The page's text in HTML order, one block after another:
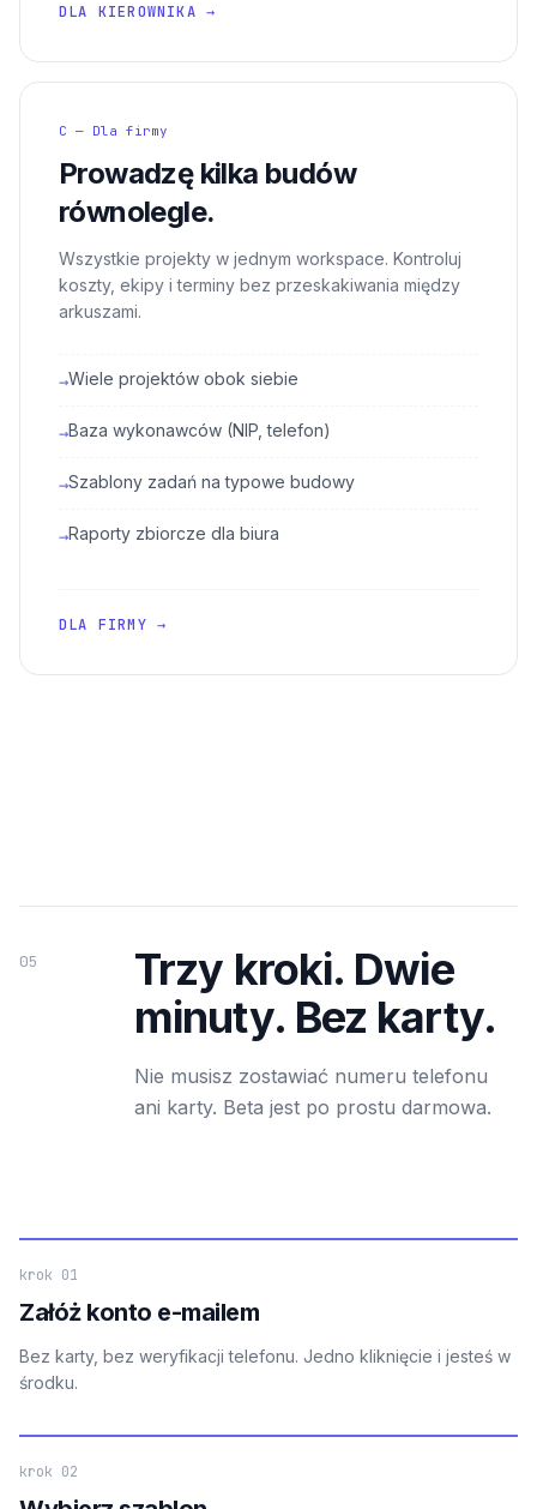
DLA KIEROWNIKA →
C — Dla firmy
Prowadzę kilka budów
równolegle.
Wszystkie projekty w jednym workspace. Kontroluj
koszty, ekipy i terminy bez przeskakiwania między
arkuszami.
→Wiele projektów obok siebie
→Baza wykonawców (NIP, telefon)
→Szablony zadań na typowe budowy
→Raporty zbiorcze dla biura
DLA FIRMY →
05
Trzy kroki. Dwie
minuty. Bez karty.
Nie musisz zostawiać numeru telefonu
ani karty. Beta jest po prostu darmowa.
krok 01
Załóż konto e-mailem
Bez karty, bez weryfikacji telefonu. Jedno kliknięcie i jesteś w
środku.
krok 02